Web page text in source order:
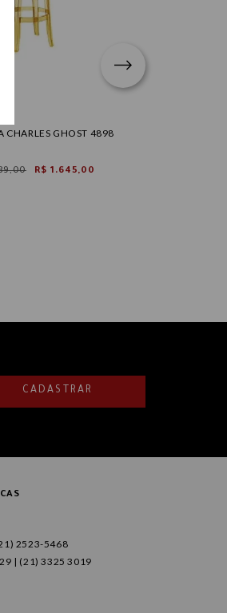
CHARLES GHOST 4898
R$ 1.645,00
CADASTRAR
2523-5468
| (21) 3325 3019